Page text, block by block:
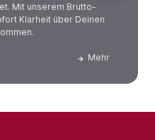
Mit unserem Brutto-
Klarheit über Deinen
Mehr